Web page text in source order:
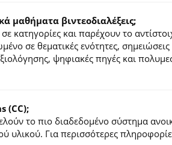
μαθήματα βιντεοδιαλέξεις;
κατηγορίες και παρέχουν το
σε θεματικές ενότητες,
ψηφιακές πηγές και
(CC);
το πιο διαδεδομένο σύστημα
υλικού. Για περισσότερες